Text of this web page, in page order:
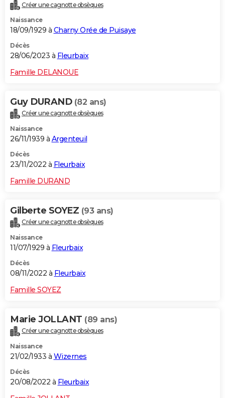
Créer une cagnotte obsèques
Naissance
18/09/1929 à Charny Orée de Puisaye
Décès
28/06/2023 à Fleurbaix
Famille DELANOUE
Guy DURAND (82 ans)
Créer une cagnotte obsèques
Naissance
26/11/1939 à Argenteuil
Décès
23/11/2022 à Fleurbaix
Famille DURAND
Gilberte SOYEZ (93 ans)
Créer une cagnotte obsèques
Naissance
11/07/1929 à Fleurbaix
Décès
08/11/2022 à Fleurbaix
Famille SOYEZ
Marie JOLLANT (89 ans)
Créer une cagnotte obsèques
Naissance
21/02/1933 à Wizernes
Décès
20/08/2022 à Fleurbaix